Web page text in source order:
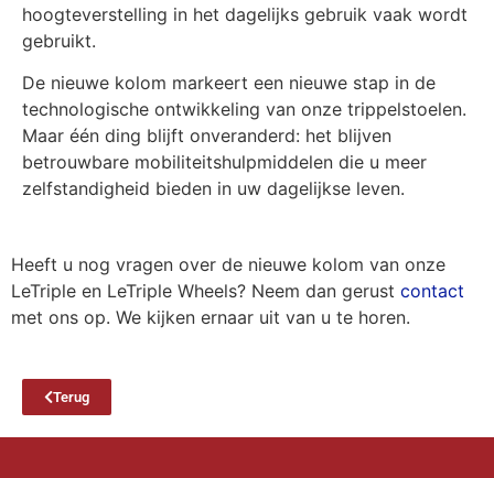
hoogteverstelling in het dagelijks gebruik vaak wordt
gebruikt.
De nieuwe kolom markeert een nieuwe stap in de
technologische ontwikkeling van onze trippelstoelen.
Maar één ding blijft onveranderd: het blijven
betrouwbare mobiliteitshulpmiddelen die u meer
zelfstandigheid bieden in uw dagelijkse leven.
Heeft u nog vragen over de nieuwe kolom van onze
LeTriple en LeTriple Wheels? Neem dan gerust contact
met ons op. We kijken ernaar uit van u te horen.
Terug